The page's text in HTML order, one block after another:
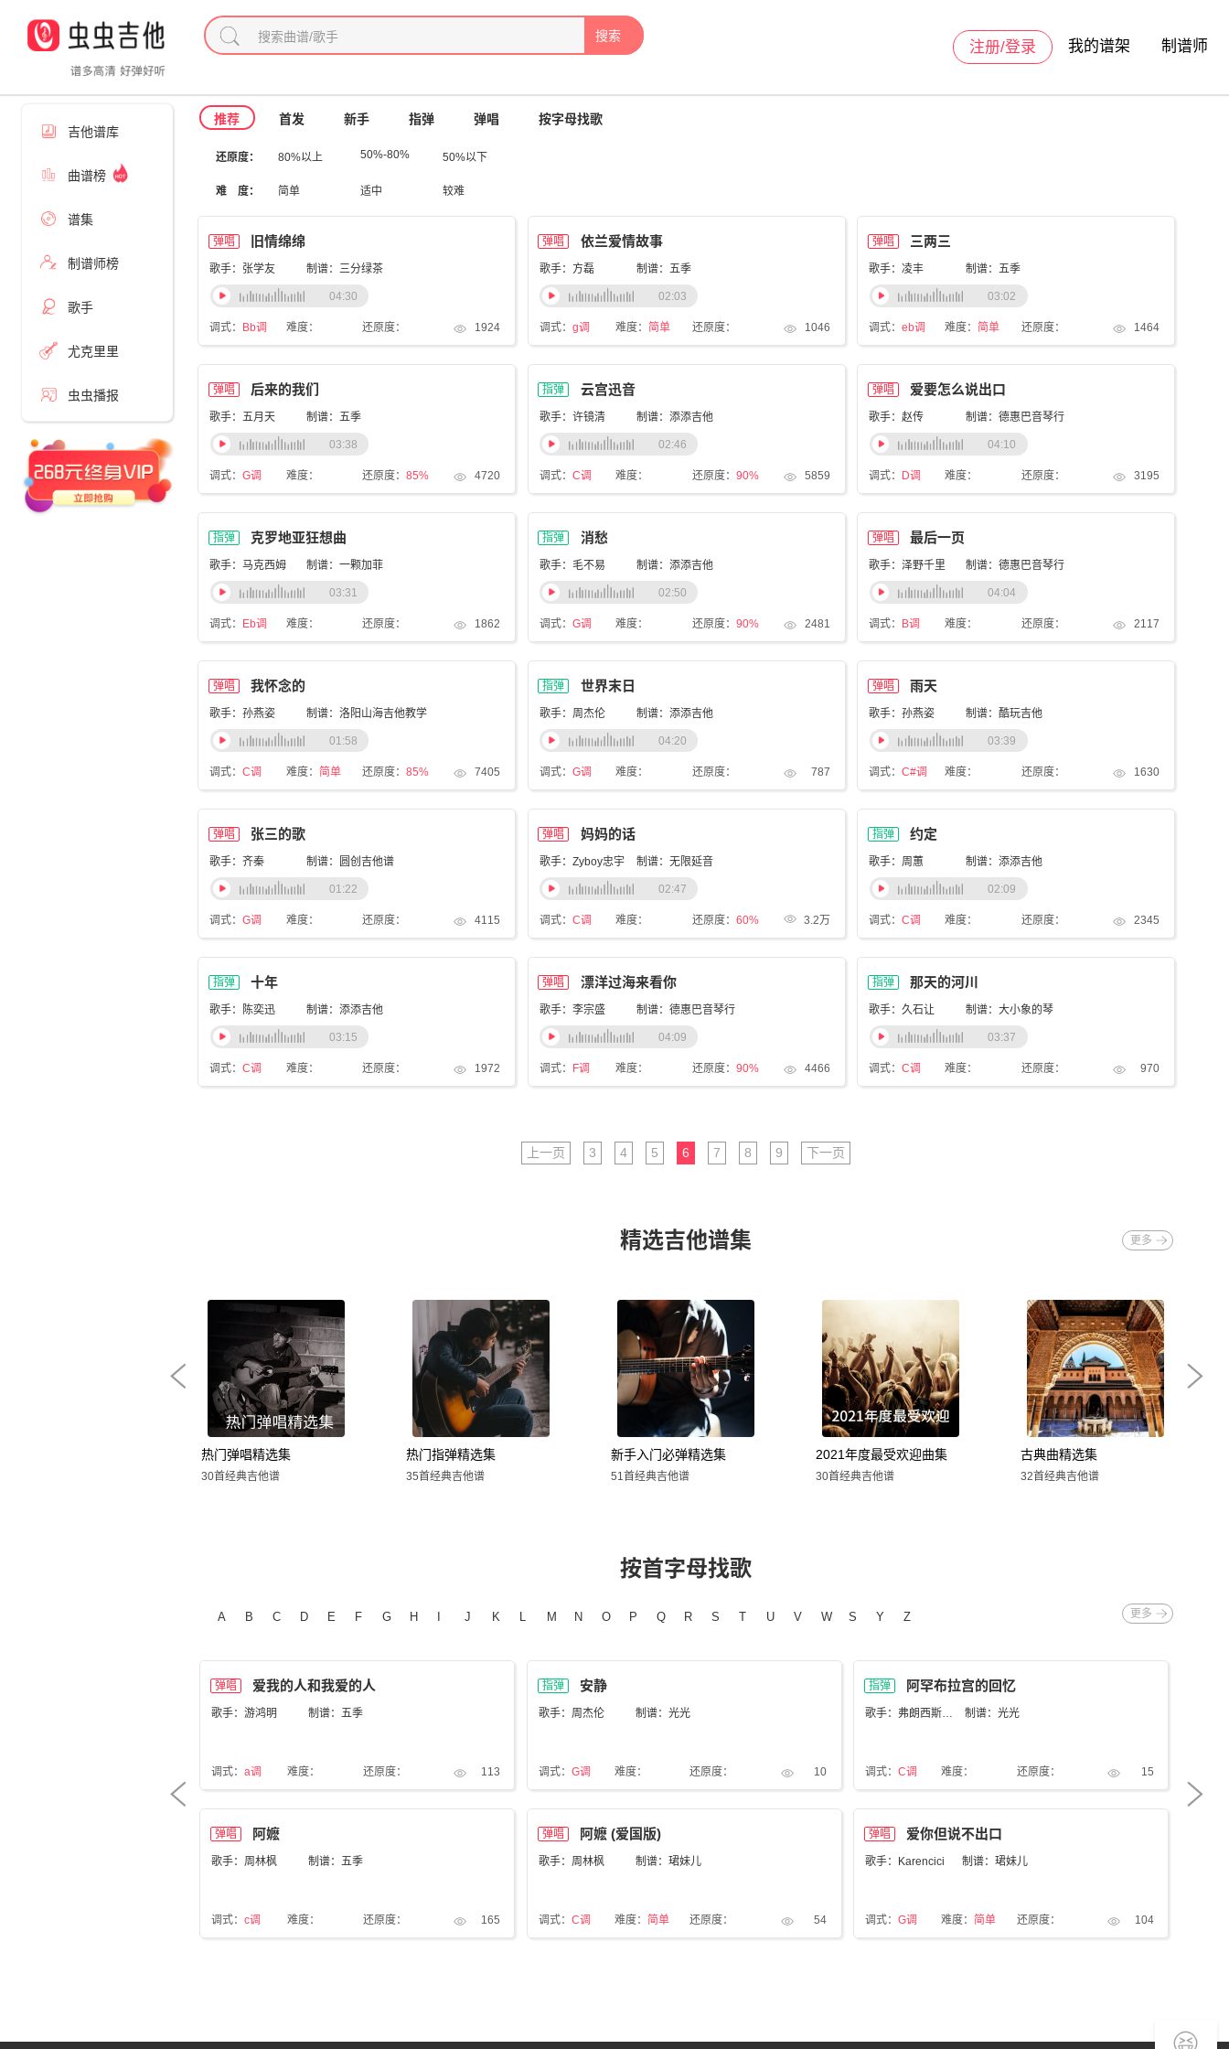
搜索
注册/登录 我的谱架 制谱师
吉他谱库
曲谱榜
谱集
制谱师榜
歌手
尤克里里
虫虫播报
推荐 首发 新手 指弹 弹唱 按字母找歌
还原度： 80%以上 50%-80% 50%以下
难 度： 简单 适中 较难
弹唱 旧情绵绵
歌手：张学友 制谱：三分绿茶
调式： Bb调 难度： 还原度： 1924
04:30
弹唱 依兰爱情故事
歌手：方磊 制谱：五季
调式： g调 难度：简单 还原度： 1046
02:03
弹唱 三两三
歌手：凌丰 制谱：五季
调式：eb调 难度：简单 还原度： 1464
03:02
弹唱 后来的我们
歌手：五月天 制谱：五季
调式：G调 难度： 还原度：85% 4720
03:38
指弹 云宫迅音
歌手：许镜清 制谱：添添吉他
调式： C调 难度： 还原度： 90% 5859
02:46
弹唱 爱要怎么说出口
歌手：赵传 制谱：德惠巴音琴行
调式： D调 难度： 还原度： 3195
04:10
指弹 克罗地亚狂想曲
歌手：马克西姆 制谱：一颗加菲
调式： Eb调 难度： 还原度： 1862
03:31
指弹 消愁
歌手：毛不易 制谱：添添吉他
调式： G调 难度： 还原度： 90% 2481
02:50
弹唱 最后一页
歌手：泽野千里 制谱：德惠巴音琴行
调式： B调 难度： 还原度： 2117
04:04
弹唱 我怀念的
歌手：孙燕姿 制谱：洛阳山海吉他教学
调式：C调 难度： 简单 还原度：85% 7405
01:58
指弹 世界末日
歌手：周杰伦 制谱：添添吉他
调式： G调 难度： 还原度： 787
04:20
弹唱 雨天
歌手：孙燕姿 制谱：酷玩吉他
调式：C#调 难度： 还原度： 1630
03:39
弹唱 张三的歌
歌手：齐秦 制谱：圆创吉他谱
调式：G调 难度： 还原度： 4115
01:22
弹唱 妈妈的话
歌手：Zyboy忠宇 制谱：无限延音
调式： C调 难度： 还原度： 60% 3.2万
02:47
指弹 约定
歌手：周蕙 制谱：添添吉他
调式：C调 难度： 还原度： 2345
02:09
指弹 十年
歌手：陈奕迅 制谱：添添吉他
调式：C调 难度： 还原度： 1972
03:15
弹唱 漂洋过海来看你
歌手：李宗盛 制谱：德惠巴音琴行
调式： F调 难度： 还原度： 90% 4466
04:09
指弹 那天的河川
歌手：久石让 制谱：大小象的琴
调式：C调 难度： 还原度： 970
03:37
上一页 3 4 5 6 7 8 9 下一页
精选吉他谱集 更多
热门弹唱精选集
30首经典吉他谱
热门指弹精选集
35首经典吉他谱
新手入门必弹精选集
51首经典吉他谱
2021年度最受欢迎曲集
30首经典吉他谱
古典曲精选集
32首经典吉他谱
按首字母找歌
更多
A B C D E F G H J K L M N O P Q R S T U V W S Y Z
弹唱 爱我的人和我爱的人
歌手：游鸿明 制谱：五季
调式：a调 难度： 还原度： 113
指弹 安静
歌手：周杰伦 制谱：光光
调式： G调 难度： 还原度： 10
指弹 阿罕布拉宫的回忆
歌手：弗朗西斯科·泰雷 制谱：光光
调式：C调 难度： 还原度： 15
弹唱 阿嬷
歌手：周林枫 制谱：五季
调式：c调 难度： 还原度： 165
弹唱 阿嬷 (爱国版)
歌手：周林枫 制谱：珺妹儿
调式： C调 难度： 简单 还原度： 54
弹唱 爱你但说不出口
歌手：Karencici 制谱：珺妹儿
调式：G调 难度：简单 还原度： 104